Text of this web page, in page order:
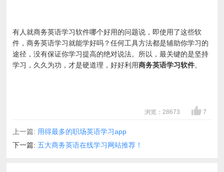
有人就商务英语学习软件哪个好用的问题说，即使用了这些软
件，商务英语学习就能学好吗？任何工具方法都是辅助你学习的
途径，没有保证你学习提高的绝对说法。所以，最关键的是坚持
学习，久久为功，才是硬道理，好好利用商务英语学习软件。
浏览：28673 7
上一篇: 用得最多的职场英语学习app
下一篇:五大商务英语在线学习网站推荐！